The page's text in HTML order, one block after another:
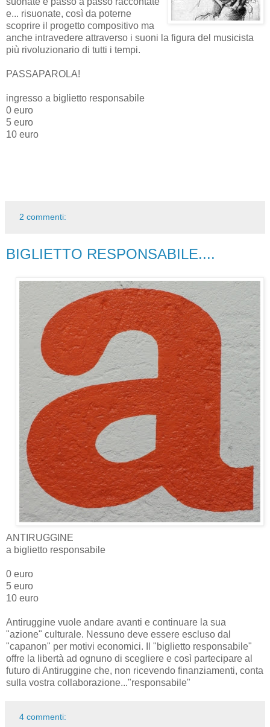
e... risuonate, così da poterne
scoprire il progetto compositivo ma
anche intravedere attraverso i suoni la figura del musicista
più rivoluzionario di tutti i tempi.
PASSAPAROLA!
ingresso a biglietto responsabile
0 euro
5 euro
10 euro
2 commenti:
BIGLIETTO RESPONSABILE....
ANTIRUGGINE
a biglietto responsabile
0 euro
5 euro
10 euro
Antiruggine vuole andare avanti e continuare la sua
"azione" culturale. Nessuno deve essere escluso dal
"capanon" per motivi economici. Il "biglietto responsabile"
offre la libertà ad ognuno di scegliere e così partecipare al
futuro di Antiruggine che, non ricevendo finanziamenti, conta
sulla vostra collaborazione..."responsabile"
4 commenti: